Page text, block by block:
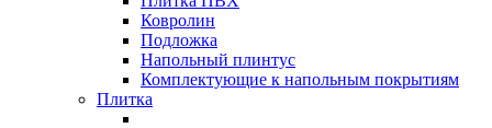
Ковролин
Подложка
Напольный плинтус
Комплектующие к напольным покрытиям
Плитка